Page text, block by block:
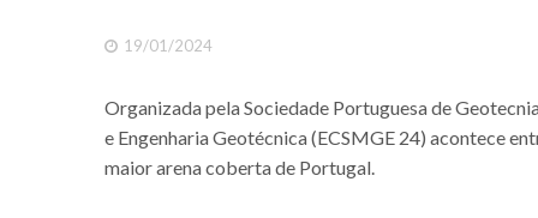
19/01/2024
Organizada pela Sociedade Portuguesa de
e Engenharia Geotécnica (ECSMGE 24) acontece
maior arena coberta de Portugal.